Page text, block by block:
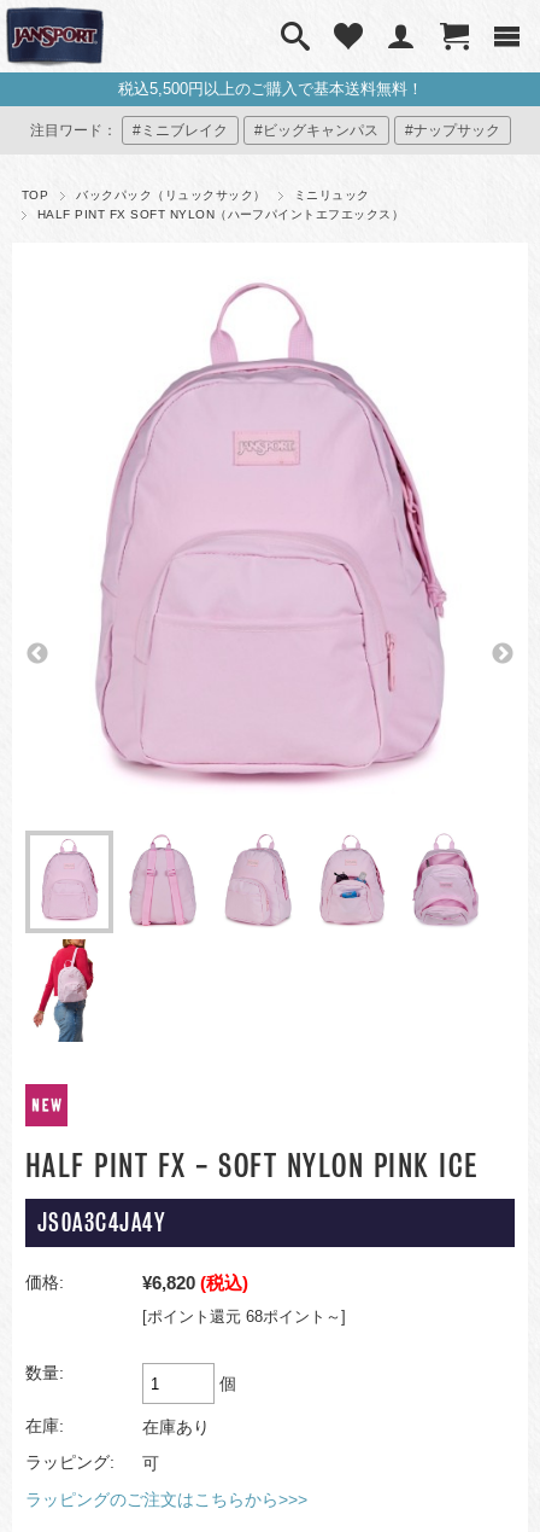
税込5,500円以上のご購入で基本送料無料！
注目ワード： #ミニブレイク #ビッグキャンパス #ナップサック
TOP バックパック（リュックサック）
ミニリュック
HALF PINT FX SOFT NYLON（ハーフパイントエフエックス）
HALF PINT FX - SOFT NYLON PINK ICE
JS0A3C4JA4Y
価格: ¥6,820 (税込)
[ポイント還元 68ポイント～]
数量:
個
在庫:
在庫あり
ラッピング:
可
ラッピングのご注文はこちらから>>>